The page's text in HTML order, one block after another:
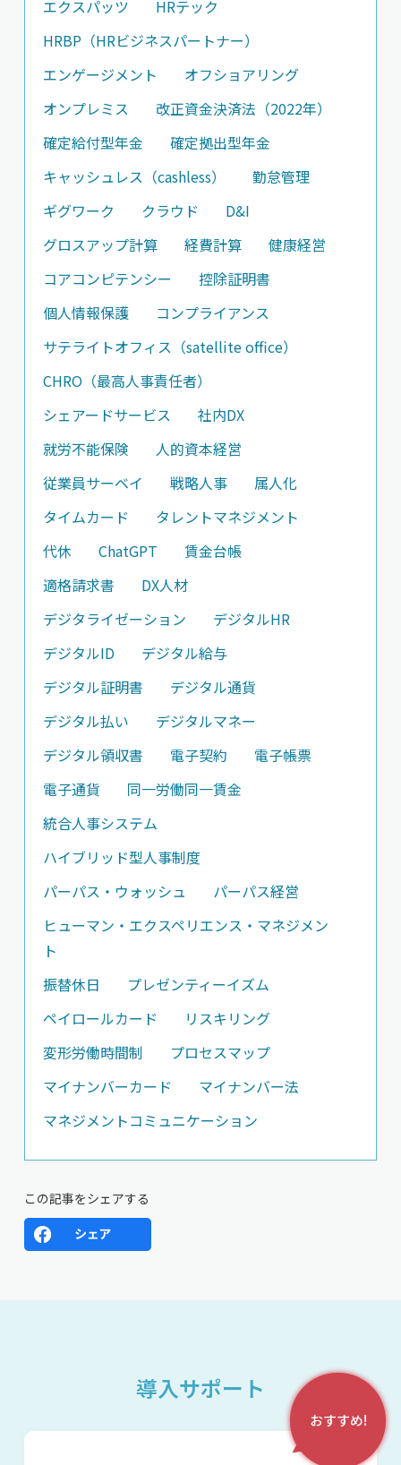
エクスパッツ
HRテック
HRBP（HRビジネスパートナー）
エンゲージメント
オフショアリング
オンプレミス
改正資金決済法（2022年）
確定給付型年金
確定拠出型年金
キャッシュレス（cashless）
勤怠管理
ギグワーク
クラウド
D&I
グロスアップ計算
経費計算
健康経営
コアコンピテンシー
控除証明書
個人情報保護
コンプライアンス
サテライトオフィス（satellite office）
CHRO（最高人事責任者）
シェアードサービス
社内DX
就労不能保険
人的資本経営
従業員サーベイ
戦略人事
属人化
タイムカード
タレントマネジメント
代休
ChatGPT
賃金台帳
適格請求書
DX人材
デジタライゼーション
デジタルHR
デジタルID
デジタル給与
デジタル証明書
デジタル通貨
デジタル払い
デジタルマネー
デジタル領収書
電子契約
電子帳票
電子通貨
同一労働同一賃金
統合人事システム
ハイブリッド型人事制度
パーパス・ウォッシュ
パーパス経営
ヒューマン・エクスペリエンス・マネジメン
ト
振替休日
プレゼンティーイズム
ペイロールカード
リスキリング
変形労働時間制
プロセスマップ
マイナンバーカード
マイナンバー法
マネジメントコミュニケーション
この記事をシェアする
導入サポート
おすすめ!